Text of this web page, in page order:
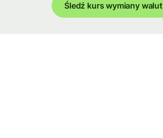
Śledź kurs wymiany walut